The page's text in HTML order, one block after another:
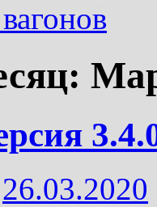
26.03.2020